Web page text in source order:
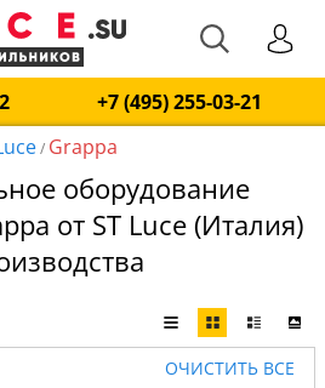
+7 (495) 255-03-21
/ Grappa
оборудование
от ST Luce (Италия)
ОЧИСТИТЬ ВСЕ